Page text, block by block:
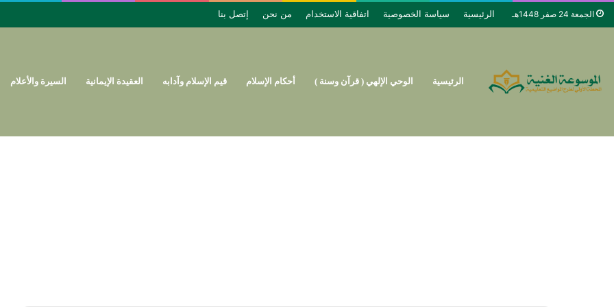
الجمعة 24 صفر 1448هـ الرئيسية سياسة الخصوصية اتفاقية الاستخدام من نحن إتصل بنا
الرئيسية الوحي الإلهي ( قرآن وسنة ) أحكام الإسلام قيم الإسلام وآدابه العقيدة الإيمانية السيرة والأعلام